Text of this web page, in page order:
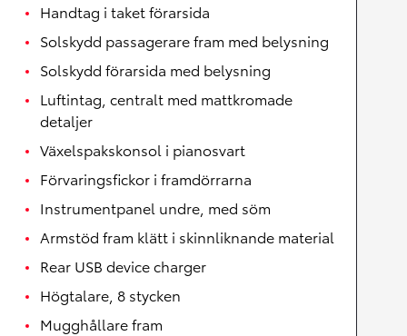
Handtag i taket förarsida
Solskydd passagerare fram med belysning
Solskydd förarsida med belysning
Luftintag, centralt med mattkromade
detaljer
Växelspakskonsol i pianosvart
Förvaringsfickor i framdörrarna
Instrumentpanel undre, med söm
Armstöd fram klätt i skinnliknande material
Rear USB device charger
Högtalare, 8 stycken
Mugghållare fram